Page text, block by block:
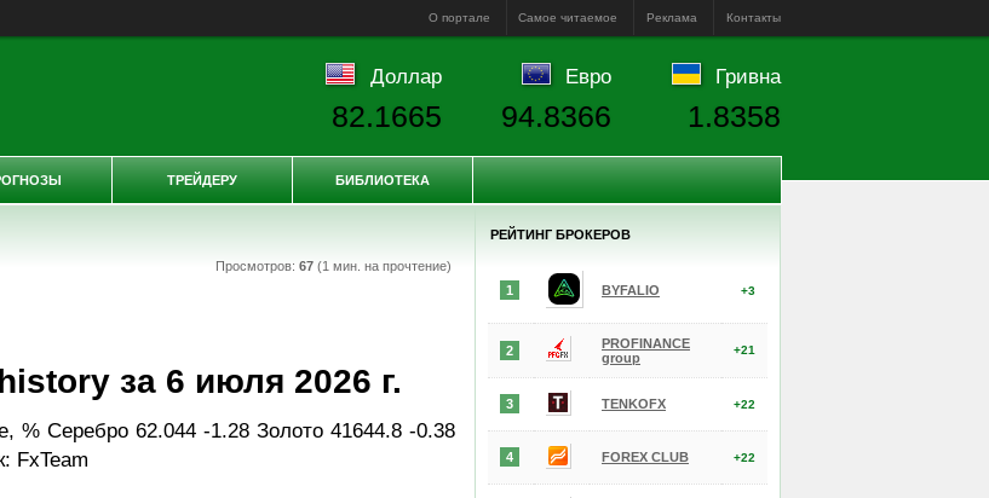
О портале Самое читаемое Реклама Контакты
Просмотров: 67(1 мин. на прочтение)
за 6 июля 2026 г.
% Серебро 62.044 -1.28 Золото 41644.8 -0.38
FxTeam
РЕЙТИНГ БРОКЕРОВ
1 BYFALIO +3
2
PROFINANCE
group
+21
3 TENKOFX +22
4 FOREX CLUB +22
Доллар
82.1665
Евро
94.8366
Гривна
1.8358
ТРЕЙДЕРУ БИБЛИОТЕКА